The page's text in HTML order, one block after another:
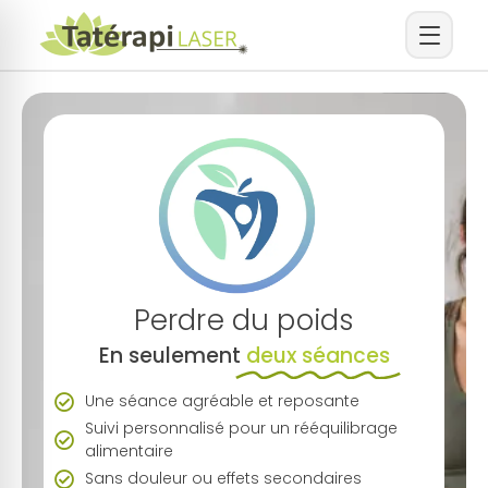
Perdre du poids
En seulement deux séances
Une séance agréable et reposante
Suivi personnalisé pour un rééquilibrage
alimentaire
Sans douleur ou effets secondaires
Arrêt de la vapoteuse
Autres addictions
Perte de poids
Arrêt
Simulez vos
économies
Prendre
rendez-vous